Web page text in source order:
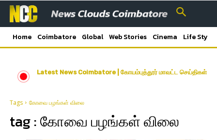
Home Coimbatore Global Web Stories Cinema Life Style
Latest News Coimbatore | கோயம்புத்தூர் மாவட்ட செய்திகள்
Tags கோவை பழங்கள் விலை
tag :கோவை பழங்கள் விலை